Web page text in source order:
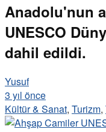
Anadolu'nun
UNESCO
dahil edildi.
Yusuf
3 yıl önce
Kültür & Sanat, Turizm,